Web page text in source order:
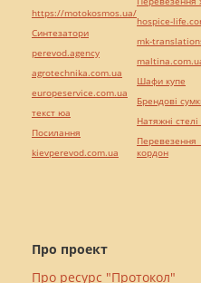
Про проект
Про ресурс "Протокол"
https://motokosmos.ua/
Синтезатори
perevod.agency
agrotechnika.com.ua
europeservice.com.ua
текст юа
Посилання
kievperevod.com.ua
hospice-
mk-
Шафи купе
Брендові
Натяжні
кордон